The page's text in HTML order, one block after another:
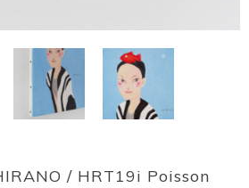
/ HRT19i Poisson